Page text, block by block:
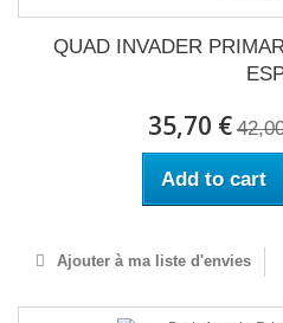
QUAD INVADER
35,70 €
Add to cart
Ajouter à ma liste d'envies